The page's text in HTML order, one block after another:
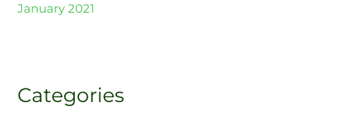
January 2021
Categories